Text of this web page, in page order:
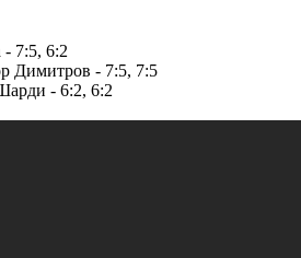
- 7:5, 6:2
Димитров - 7:5, 7:5
- 6:2, 6:2